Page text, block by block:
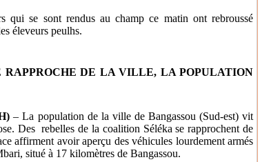
qui se sont rendus au champ ce matin ont rebroussé
éleveurs peulhs.
RAPPROCHE DE LA VILLE, LA POPULATION
– La population de la ville de Bangassou (Sud-est) vit
Des rebelles de la coalition Séléka se rapprochent de
affirment avoir aperçu des véhicules lourdement armés
situé à 17 kilomètres de Bangassou.